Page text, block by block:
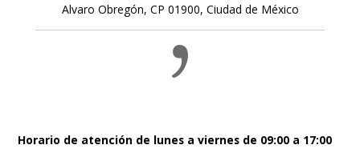
Alvaro Obregón, CP 01900, Ciudad de México
Horario de atención de lunes a viernes de 09:00 a 17:00